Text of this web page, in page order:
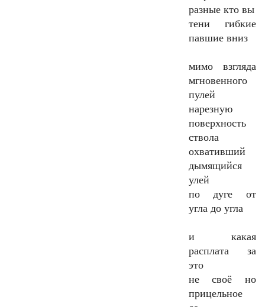
разные кто вы
тени гибкие
павшие вниз
мимо взгляда
мгновенного
пулей
нарезную
поверхность
ствола
охвативший
дымящийся
улей
по дуге от
угла до угла
и какая
расплата за
это
не своё но
прицельное